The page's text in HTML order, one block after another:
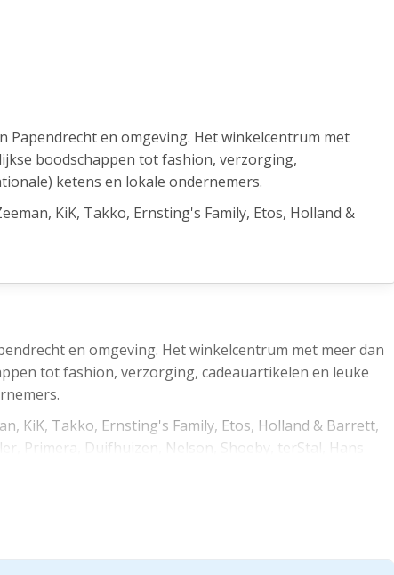
en omgeving. Het winkelcentrum met
boodschappen tot fashion, verzorging,
ketens en lokale ondernemers.
KiK, Takko, Ernsting's Family, Etos, Holland &
Hunkemöller, Primera, Duifhuizen, Nelson, Shoeby,
Parkeren kan in de 2 parkeergarages (De
zich rondom het centrum diverse parkeerterreinen
en pandeigenaren investeren middels een
een gebruiker/huurder € 750,--.
en omgeving. Het winkelcentrum met meer dan
tot fashion, verzorging, cadeauartikelen en leuke
KiK, Takko, Ernsting's Family, Etos, Holland & Barrett,
Primera, Duifhuizen, Nelson, Shoeby, terStal, Hans
kan in de 2 parkeergarages (De Overtoom en De